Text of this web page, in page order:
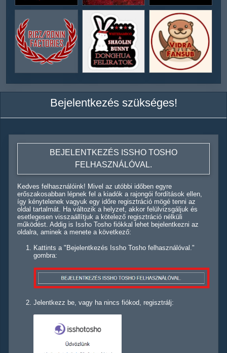
Bejelentkezés szükséges!
BEJELENTKEZÉS ISSHO TOSHO
FELHASZNÁLÓVAL.
Kedves felhasználóink! Mivel az utóbbi időben egyre
erőszakosabban lépnek fel a kiadók a rajongói fordítások ellen,
így kénytelenek vagyuk egy időre regisztráció mögé tenni az
oldal tartalmát. Ha változik a helyzet, akkor felülvizsgáljuk és
esetlegesen visszaállítjuk a kötelező regisztráció nélküli
működést. Addig is Issho Tosho fiókkal lehet bejelentkezni az
oldalra, aminek a menete a következő:
Kattints a "Bejelentkezés Issho Tosho felhasználóval."
gombra:
Jelentkezz be, vagy ha nincs fiókod, regisztrálj: